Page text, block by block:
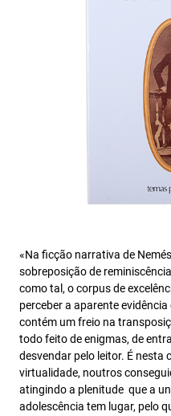
«Na ficção narrativa de
sobreposição de
como tal, o corpus de
perceber a aparente
contém um freio na
todo feito de enigmas, de
desvendar pelo leitor. É nesta
virtualidade, noutros
atingindo a plenitude  que a
adolescência tem lugar, pelo